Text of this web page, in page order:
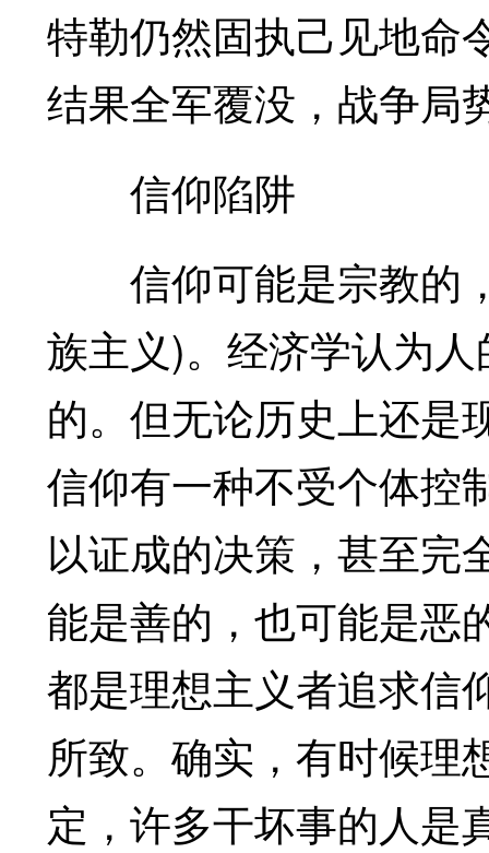
特勒仍然固执己见地命
结果全军覆没，战争局
信仰陷阱
信仰可能是宗教的
族主义)。经济学认为
的。但无论历史上还是
信仰有一种不受个体控
以证成的决策，甚至完
能是善的，也可能是恶
都是理想主义者追求信
所致。确实，有时候理
定，许多干坏事的人是